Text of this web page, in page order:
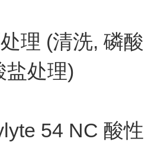
理 (清洗, 磷酸
盐处理)
54 NC 酸性